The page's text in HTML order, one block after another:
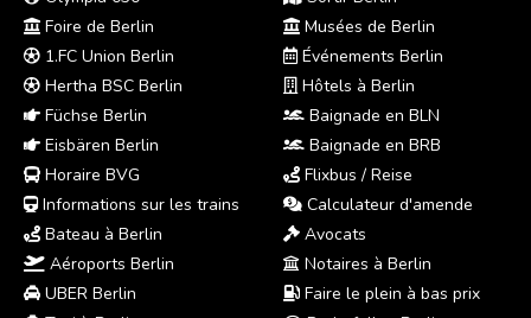
Foire de Berlin
1.FC Union Berlin
Hertha BSC Berlin
Füchse Berlin
Eisbären Berlin
Horaire BVG
Informations sur les trains
Bateau à Berlin
Aéroports Berlin
UBER Berlin
Musées de Berlin
Événements Berlin
Hôtels à Berlin
Baignade en BLN
Baignade en BRB
Flixbus / Reise
Calculateur d'amende
Avocats
Notaires à Berlin
Faire le plein à bas prix